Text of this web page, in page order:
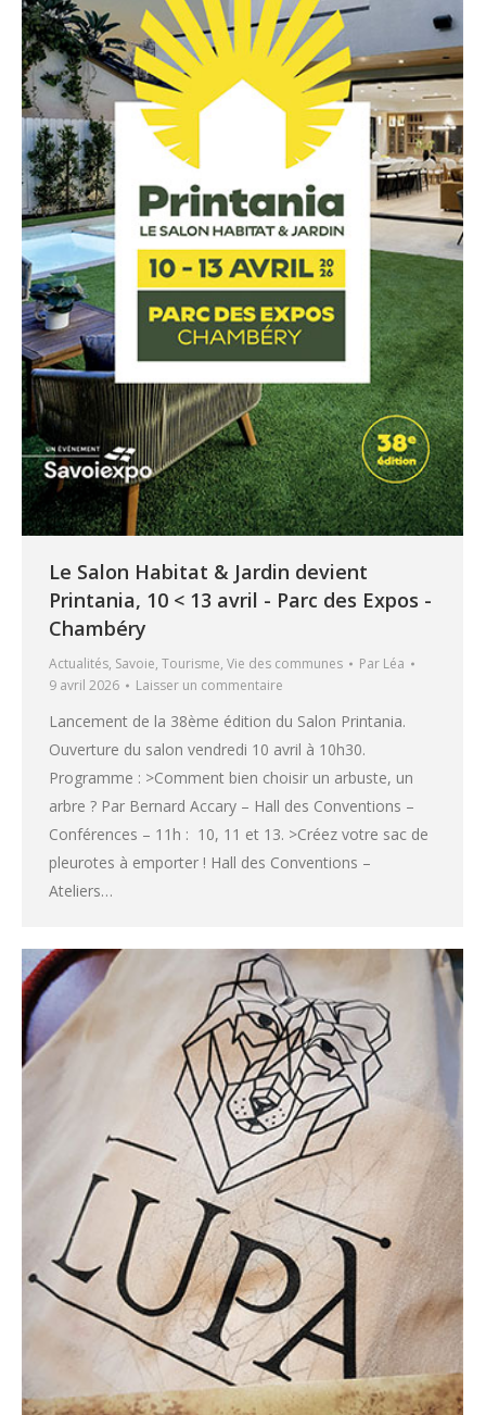
Le Salon Habitat & Jardin devient
Printania, 10 < 13 avril - Parc des Expos -
Chambéry
Actualités, Savoie, Tourisme, Vie des communes Par Léa
9 avril 2026
Laisser un commentaire
Lancement de la 38ème édition du Salon Printania.
Ouverture du salon vendredi 10 avril à 10h30.
Programme : >Comment bien choisir un arbuste, un
arbre ? Par Bernard Accary – Hall des Conventions –
Conférences – 11h : 10, 11 et 13. >Créez votre sac de
pleurotes à emporter ! Hall des Conventions –
Ateliers…